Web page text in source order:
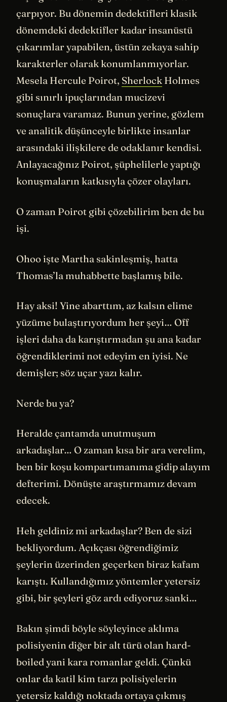
çarpıyor. Bu dönemin dedektifleri klasik
dönemdeki dedektifler kadar insanüstü
çıkarımlar yapabilen, üstün zekaya sahip
karakterler olarak konumlanmıyorlar.
Mesela Hercule Poirot, Sherlock Holmes
gibi sınırlı ipuçlarından mucizevi
sonuçlara varamaz. Bunun yerine, gözlem
ve analitik düşünceyle birlikte insanlar
arasındaki ilişkilere de odaklanır kendisi.
Anlayacağınız Poirot, şüphelilerle yaptığı
konuşmaların katkısıyla çözer olayları.
O zaman Poirot gibi çözebilirim ben de bu
işi.
Ohoo işte Martha sakinleşmiş, hatta
Thomas’la muhabbette başlamış bile.
Hay aksi! Yine abarttım, az kalsın elime
yüzüme bulaştırıyordum her şeyi… Off
işleri daha da karıştırmadan şu ana kadar
öğrendiklerimi not edeyim en iyisi. Ne
demişler; söz uçar yazı kalır.
Nerde bu ya?
Heralde çantamda unutmuşum
arkadaşlar… O zaman kısa bir ara verelim,
ben bir koşu kompartımanıma gidip alayım
defterimi. Dönüşte araştırmamız devam
edecek.
Heh geldiniz mi arkadaşlar? Ben de sizi
bekliyordum. Açıkçası öğrendiğimiz
şeylerin üzerinden geçerken biraz kafam
karıştı. Kullandığımız yöntemler yetersiz
gibi, bir şeyleri göz ardı ediyoruz sanki…
Bakın şimdi böyle söyleyince aklıma
polisiyenin diğer bir alt türü olan hard-
boiled yani kara romanlar geldi. Çünkü
onlar da katil kim tarzı polisiyelerin
yetersiz kaldığı noktada ortaya çıkmış